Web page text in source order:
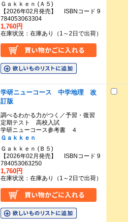
Ｇａｋｋｅｎ (Ａ５)
【2026年02月発売】 ISBNコード 9
784053063304
1,760円
在庫状況：在庫あり（1～2日で出荷）
学研ニューコース 中学地理 改
訂版
調べるわかる力がつく／予習・復習
定期テスト 高校入試
学研ニューコース参考書 ４
Ｇａｋｋｅｎ
Ｇａｋｋｅｎ (Ｂ５)
【2026年02月発売】 ISBNコード 9
784053063250
1,760円
在庫状況：在庫あり（1～2日で出荷）